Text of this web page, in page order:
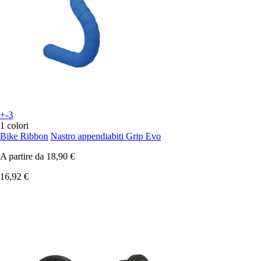
+-3
1 colori
Bike Ribbon Nastro appendiabiti Grip Evo
A partire da 18,90 €
16,92 €